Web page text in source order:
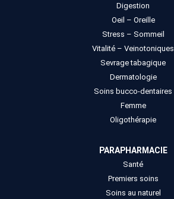
Digestion
Oeil – Oreille
Stress – Sommeil
Vitalité – Veinotoniques
Sevrage tabagique
Dermatologie
Soins bucco-dentaires
Femme
Oligothérapie
PARAPHARMACIE
Santé
Premiers soins
Soins au naturel